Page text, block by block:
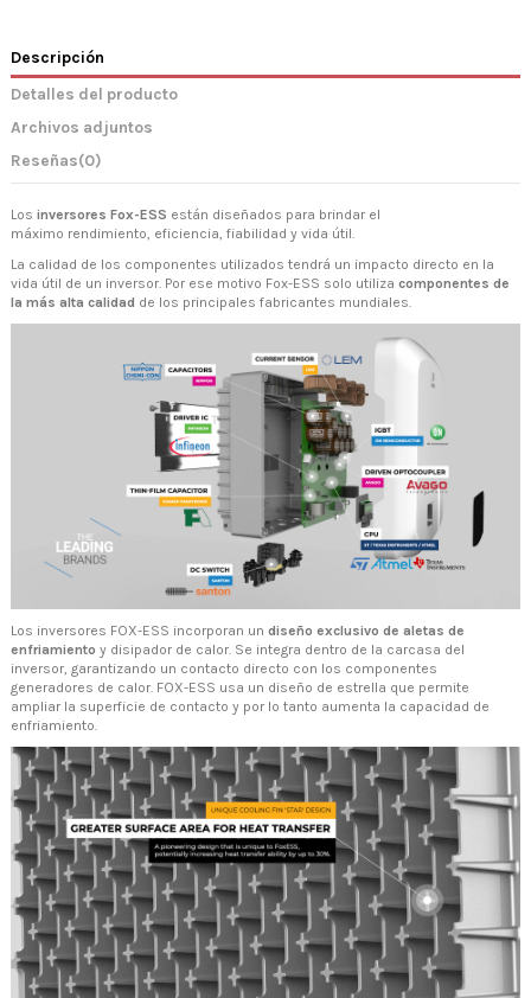
Descripción
Detalles del producto
Archivos adjuntos
Reseñas(0)
Los inversores Fox-ESS están diseñados para brindar el
máximo rendimiento, eficiencia, fiabilidad y vida útil.
La calidad de los componentes utilizados tendrá un impacto directo en la
vida útil de un inversor. Por ese motivo Fox-ESS solo utiliza componentes de
la más alta calidad de los principales fabricantes mundiales.
Los inversores FOX-ESS incorporan un diseño exclusivo de aletas de
enfriamiento y disipador de calor. Se integra dentro de la carcasa del
inversor, garantizando un contacto directo con los componentes
generadores de calor. FOX-ESS usa un diseño de estrella que permite
ampliar la superficie de contacto y por lo tanto aumenta la capacidad de
enfriamiento.